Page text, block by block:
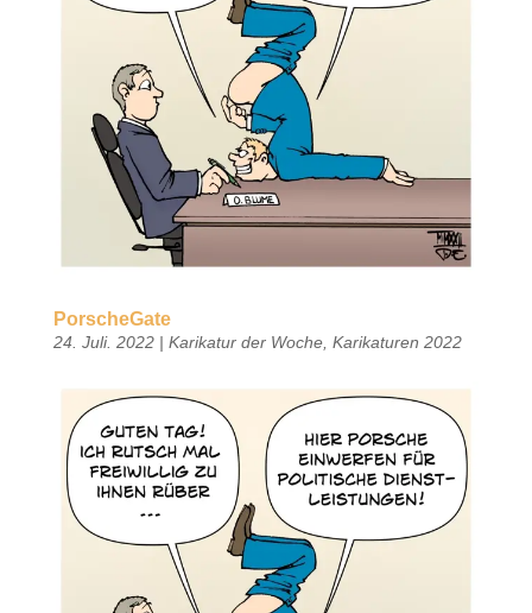
PorscheGate
24. Juli. 2022| Karikatur der Woche, Karikaturen 2022